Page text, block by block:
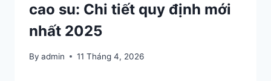
cao su: Chi tiết quy định mới
nhất 2025
By admin 11 Tháng 4, 2026